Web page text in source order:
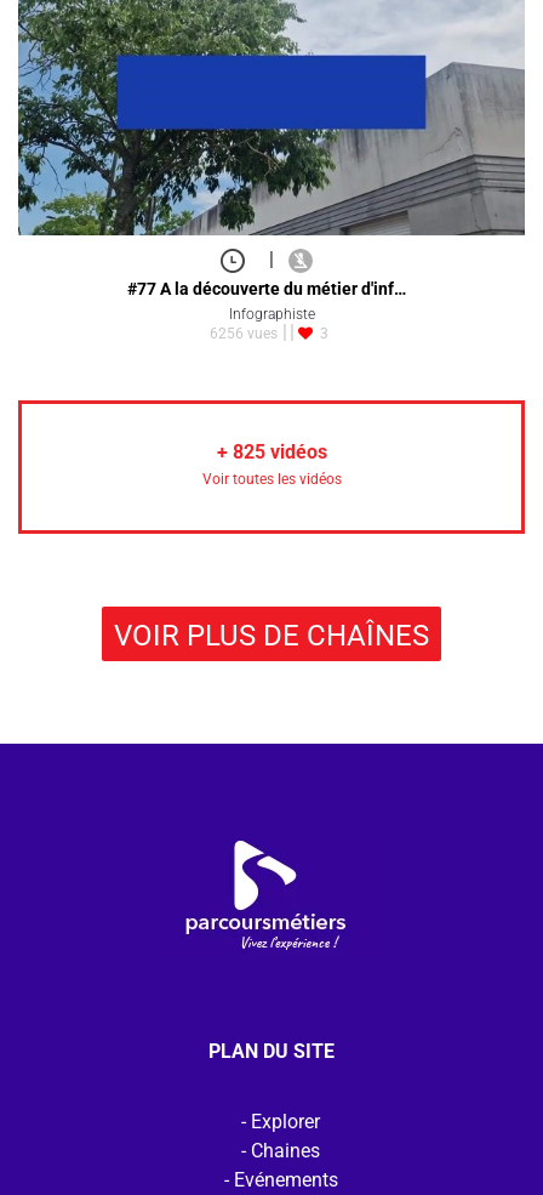
|
#77 A la découverte du métier d'inf…
Infographiste
6256 vues
3
+ 825vidéos
Voir toutes les vidéos
VOIR PLUS DE CHAÎNES
PLAN DU SITE
Explorer
Chaines
Evénements